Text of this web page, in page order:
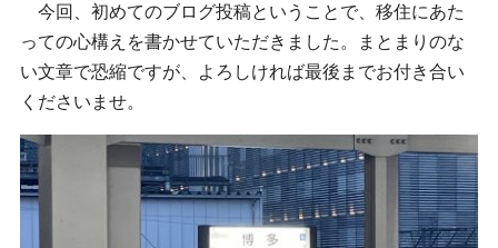
今回、初めてのブログ投稿ということで、移住にあた
っての心構えを書かせていただきました。まとまりのな
い文章で恐縮ですが、よろしければ最後までお付き合い
くださいませ。